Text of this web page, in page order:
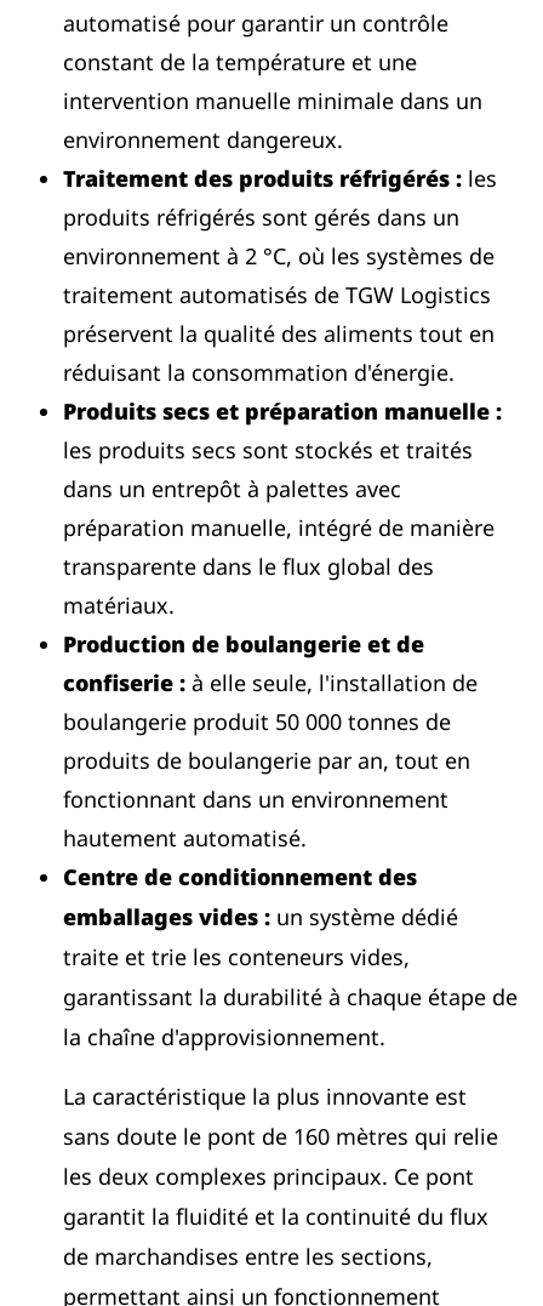
automatisé pour garantir un contrôle
constant de la température et une
intervention manuelle minimale dans un
environnement dangereux.
Traitement des produits réfrigérés : les
produits réfrigérés sont gérés dans un
environnement à 2 °C, où les systèmes de
traitement automatisés de TGW Logistics
préservent la qualité des aliments tout en
réduisant la consommation d'énergie.
Produits secs et préparation manuelle :
les produits secs sont stockés et traités
dans un entrepôt à palettes avec
préparation manuelle, intégré de manière
transparente dans le flux global des
matériaux.
Production de boulangerie et de
confiserie : à elle seule, l'installation de
boulangerie produit 50 000 tonnes de
produits de boulangerie par an, tout en
fonctionnant dans un environnement
hautement automatisé.
Centre de conditionnement des
emballages vides : un système dédié
traite et trie les conteneurs vides,
garantissant la durabilité à chaque étape de
la chaîne d'approvisionnement.
La caractéristique la plus innovante est
sans doute le pont de 160 mètres qui relie
les deux complexes principaux. Ce pont
garantit la fluidité et la continuité du flux
de marchandises entre les sections,
permettant ainsi un fonctionnement